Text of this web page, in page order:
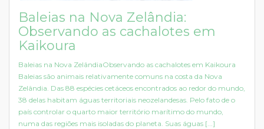
Baleias na Nova Zelândia:
Observando as cachalotes em
Kaikoura
Baleias na Nova ZelândiaObservando as cachalotes em Kaikoura
Baleias são animais relativamente comuns na costa da Nova
Zelândia. Das 88 espécies cetáceos encontrados ao redor do mundo,
38 delas habitam águas territoriais neozelandesas. Pelo fato de o
país controlar o quarto maior território marítimo do mundo,
numa das regiões mais isoladas do planeta. Suas águas [...]